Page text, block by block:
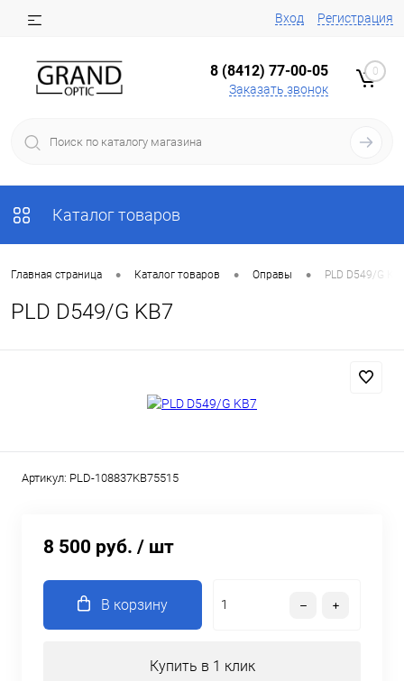
Вход Регистрация
8 (8412) 77-00-05
Заказать звонок
0
Каталог товаров
Главная страница • Каталог товаров • Оправы • PLD D549/G
PLD D549/G KB7
Артикул: PLD-108837KB75515
8 500 руб. / шт
В корзину
Купить в 1 клик